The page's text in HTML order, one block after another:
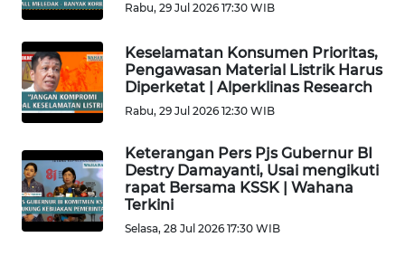
Rabu, 29 Jul 2026 17:30 WIB
Keselamatan Konsumen Prioritas,
Pengawasan Material Listrik Harus
Diperketat | Alperklinas Research
Rabu, 29 Jul 2026 12:30 WIB
Keterangan Pers Pjs Gubernur BI
Destry Damayanti, Usai mengikuti
rapat Bersama KSSK | Wahana
Terkini
Selasa, 28 Jul 2026 17:30 WIB
JOGJA
WN
JATIM
WN
BALI
WN